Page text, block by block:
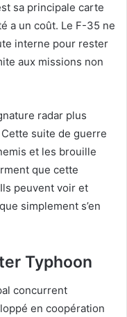
sa principale carte
a un coût. Le F-35 ne
interne pour rester
aux missions non
radar plus
suite de guerre
et les brouille
que cette
peuvent voir et
simplement s’en
Typhoon
concurrent
en coopération